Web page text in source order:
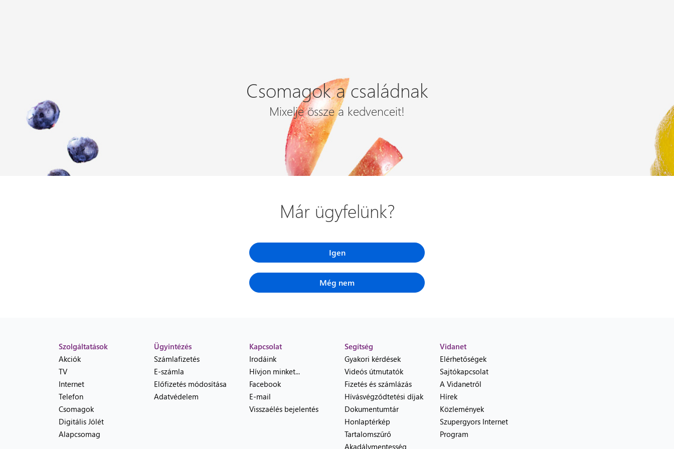
Csomagok a családnak
Mixelje össze a kedvenceit!
Már ügyfelünk?
Igen
Még nem
Szolgáltatások
Akciók
TV
Internet
Telefon
Csomagok
Digitális Jólét
Alapcsomag
Ügyintézés
Számlafizetés
E-számla
Előfizetés módosítása
Adatvédelem
Kapcsolat
Irodáink
Hívjon minket...
Facebook
E-mail
Visszaélés bejelentés
Segítség
Gyakori kérdések
Videós útmutatók
Fizetés és számlázás
Hívásvégződtetési díjak
Dokumentumtár
Honlaptérkép
Tartalomszűrő
Akadálymentesség
Vidanet
Elérhetőségek
Sajtókapcsolat
A Vidanetről
Hírek
Közlemények
Szupergyors Internet
Program